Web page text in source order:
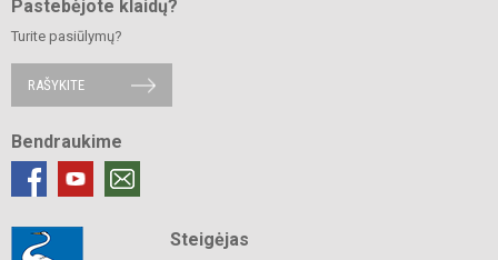
Pastebėjote klaidų?
Turite pasiūlymų?
RAŠYKITE
Bendraukime
Steigėjas